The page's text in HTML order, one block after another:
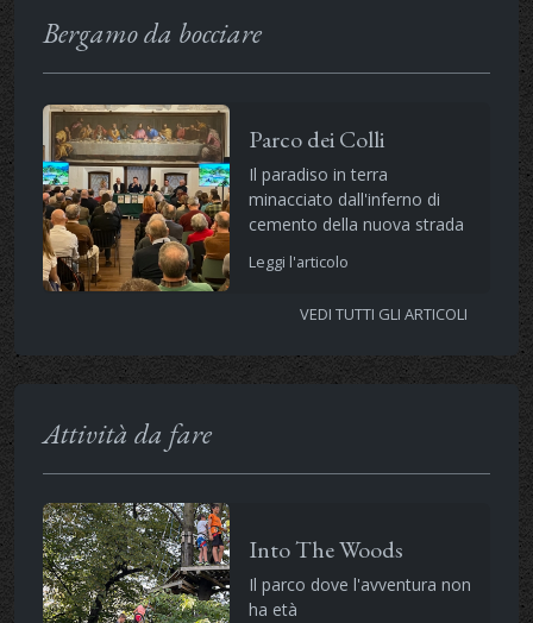
Bergamo da bocciare
Parco dei Colli
Il paradiso in terra
minacciato dall'inferno di
cemento della nuova strada
Leggi l'articolo
VEDI TUTTI GLI ARTICOLI
Attività da fare
Into The Woods
Il parco dove l'avventura non
ha età